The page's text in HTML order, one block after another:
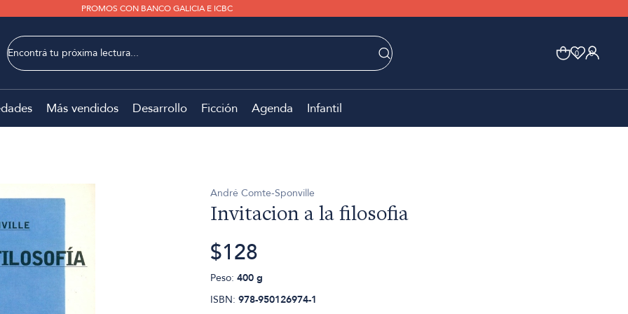
PROMOS CON BANCO GALICIA E ICBC
0 0
Más vendidos Desarrollo Ficción Agenda Infantil
André Comte-Sponville
Invitacion a la filosofia
$128
Peso: 400 g
ISBN: 978-950126974-1